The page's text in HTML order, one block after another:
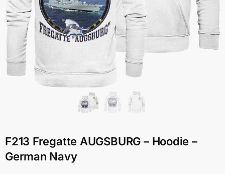
F213 Fregatte AUGSBURG – Hoodie –
German Navy